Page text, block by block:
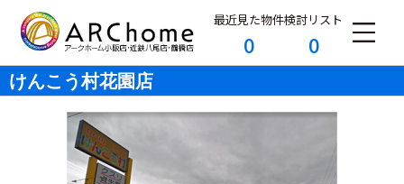
最近見た物件
0
検討リスト
0
けんこう村花園店